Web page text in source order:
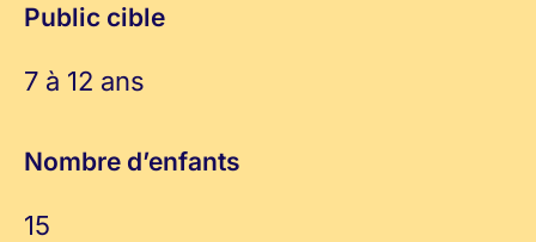
Public cible
7 à 12 ans
Nombre d’enfants
15